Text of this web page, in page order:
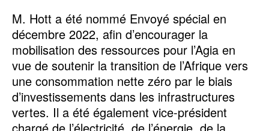
M. Hott a été nommé Envoyé spécial en
décembre 2022, afin d’encourager la
mobilisation des ressources pour l’Agia en
vue de soutenir la transition de l’Afrique vers
une consommation nette zéro par le biais
d’investissements dans les infrastructures
vertes. Il a été également vice-président